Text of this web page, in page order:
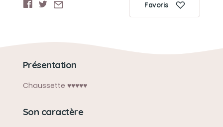
Favoris
Présentation
Chaussette ♥️♥️♥️♥️♥️
Son caractère